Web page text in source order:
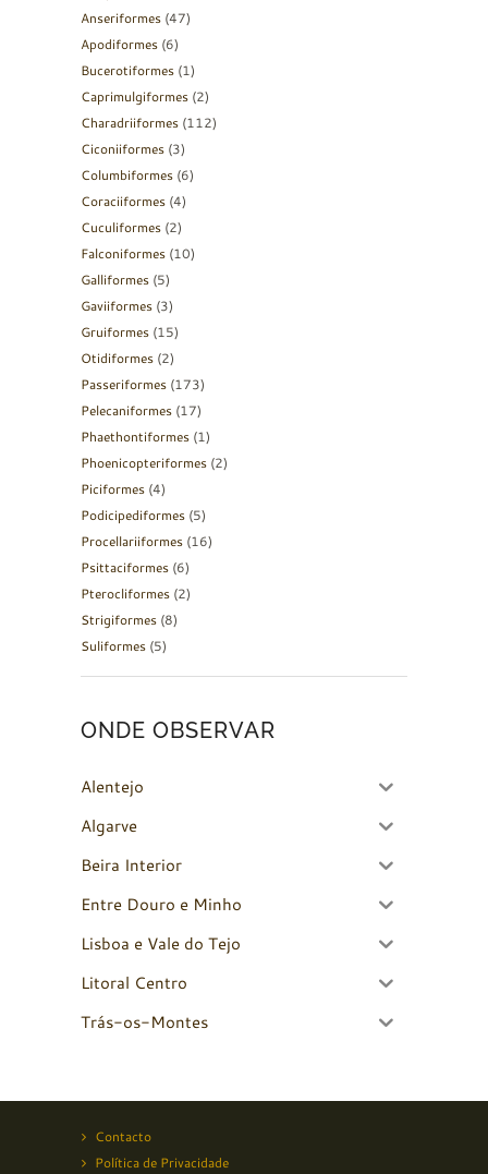
Anseriformes (47)
Apodiformes (6)
Bucerotiformes (1)
Caprimulgiformes (2)
Charadriiformes (112)
Ciconiiformes (3)
Columbiformes (6)
Coraciiformes (4)
Cuculiformes (2)
Falconiformes (10)
Galliformes (5)
Gaviiformes (3)
Gruiformes (15)
Otidiformes (2)
Passeriformes (173)
Pelecaniformes (17)
Phaethontiformes (1)
Phoenicopteriformes (2)
Piciformes (4)
Podicipediformes (5)
Procellariiformes (16)
Psittaciformes (6)
Pterocliformes (2)
Strigiformes (8)
Suliformes (5)
ONDE OBSERVAR
Alentejo
Algarve
Beira Interior
Entre Douro e Minho
Lisboa e Vale do Tejo
Litoral Centro
Trás-os-Montes
Contacto
Política de Privacidade